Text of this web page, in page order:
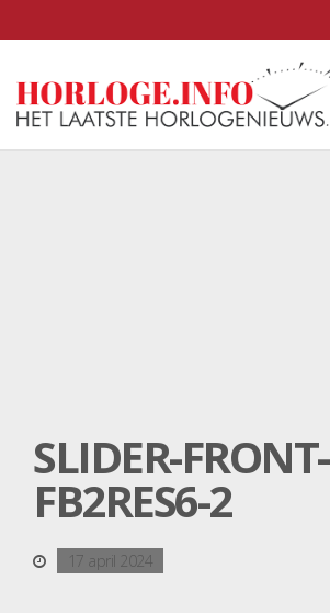
SLIDER-FRONT-
FB2RES6-2
17 april 2024